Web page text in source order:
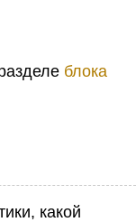
блока
какой